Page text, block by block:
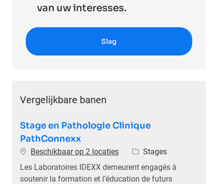
van uw interesses.
Slag
Vergelijkbare banen
Stage en Pathologie Clinique
PathConnexx
Beschikbaar op 2 locaties Categorie
Stages
Les Laboratoires IDEXX demeurent engagés à
soutenir la formation et l’éducation de futurs